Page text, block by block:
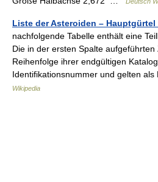
Liste der Asteroiden – Hauptgürtel
nachfolgende Tabelle enthält eine
Die in der ersten Spalte
Reihenfolge ihrer endgültigen
Identifikationsnummer und gelten
Wikipedia